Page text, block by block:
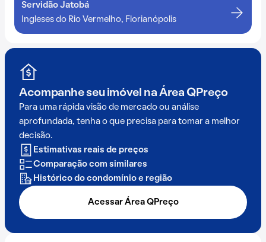
Servidão Jatobá
Ingleses do Rio Vermelho, Florianópolis
Acompanhe seu imóvel na Área QPreço
Para uma rápida visão de mercado ou análise
aprofundada, tenha o que precisa para tomar a melhor
decisão.
Estimativas reais de preços
Comparação com similares
Histórico do condomínio e região
Acessar Área QPreço